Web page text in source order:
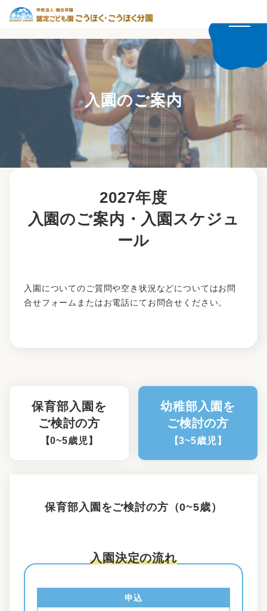
入園のご案内
2027年度
入園のご案内・入園スケジュ
ール
入園についてのご質問や空き状況などについてはお問
合せフォームまたはお電話にてお問合せください。
保育部入園を
ご検討の方
【0~5歳児】
幼稚部入園を
ご検討の方
【3~5歳児】
保育部入園をご検討の方（0~5歳）
入園決定の流れ
申込